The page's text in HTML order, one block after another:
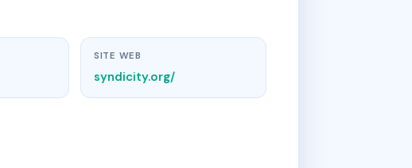
SITE WEB
syndicity.org/